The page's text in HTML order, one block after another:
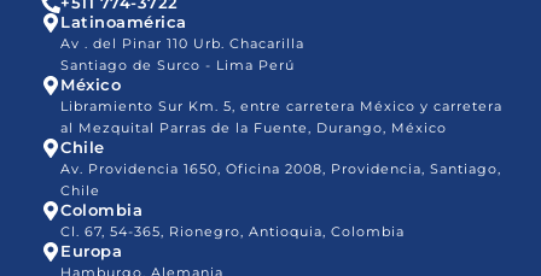
Latinoamérica
Av . del Pinar 110 Urb. Chacarilla
Santiago de Surco - Lima Perú
México
Libramiento Sur Km. 5, entre carretera México y carretera
al Mezquital Parras de la Fuente, Durango, México
Chile
Av. Providencia 1650, Oficina 2008, Providencia, Santiago,
Chile
Colombia
Cl. 67, 54-365, Rionegro, Antioquia, Colombia
Europa